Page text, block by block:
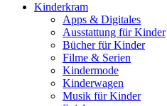
Kinderkram
Apps & Digitales
Ausstattung für Kinder
Bücher für Kinder
Filme & Serien
Kindermode
Kinderwagen
Musik für Kinder